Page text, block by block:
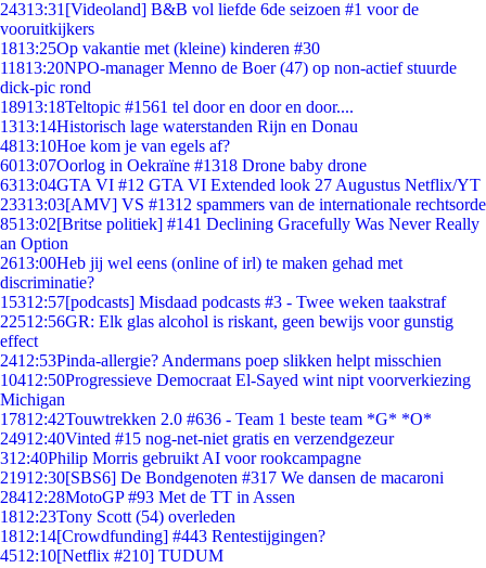
24313:31 [Videoland] B&B vol liefde 6de seizoen #1 voor de
vooruitkijkers
1813:25Op vakantie met (kleine) kinderen #30
11813:20NPO-manager Menno de Boer (47) op non-actief stuurde
dick-pic rond
18913:18Teltopic #1561 tel door en door en door....
1313:14Historisch lage waterstanden Rijn en Donau
4813:10Hoe kom je van egels af?
6013:07Oorlog in Oekraïne #1318 Drone baby drone
6313:04GTA VI #12 GTA VI Extended look 27 Augustus Netflix/YT
23313:03[AMV] VS #1312 spammers van de internationale rechtsorde
8513:02[Britse politiek] #141 Declining Gracefully Was Never Really
an Option
2613:00Heb jij wel eens (online of irl) te maken gehad met
discriminatie?
15312:57[podcasts] Misdaad podcasts #3 - Twee weken taakstraf
22512:56GR: Elk glas alcohol is riskant, geen bewijs voor gunstig
effect
2412:53Pinda-allergie? Andermans poep slikken helpt misschien
10412:50Progressieve Democraat El-Sayed wint nipt voorverkiezing
Michigan
17812:42Touwtrekken 2.0 #636 - Team 1 beste team *G* *O*
24912:40Vinted #15 nog-net-niet gratis en verzendgezeur
312:40Philip Morris gebruikt AI voor rookcampagne
21912:30[SBS6] De Bondgenoten #317 We dansen de macaroni
28412:28MotoGP #93 Met de TT in Assen
1812:23Tony Scott (54) overleden
1812:14[Crowdfunding] #443 Rentestijgingen?
4512:10[Netflix #210] TUDUM